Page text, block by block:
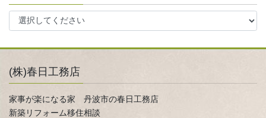
(株)春日工務店
家事が楽になる家 丹波市の春日工務店
新築リフォーム移住相談